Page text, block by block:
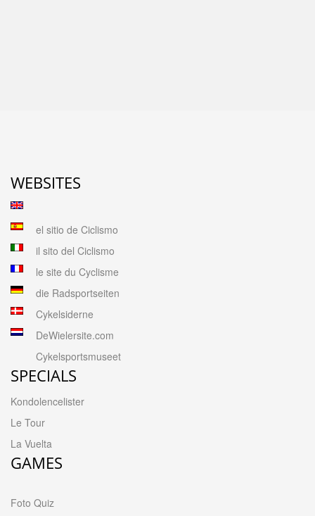
WEBSITES
el sitio de Ciclismo
il sito del Ciclismo
le site du Cyclisme
die Radsportseiten
Cykelsiderne
DeWielersite.com
Cykelsportsmuseet
SPECIALS
Kondolencelister
Le Tour
La Vuelta
GAMES
Foto Quiz